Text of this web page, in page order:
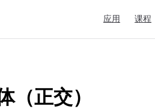
应用 课程
（正交）